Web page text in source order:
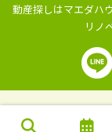
動産探しはマエダハ
リノ